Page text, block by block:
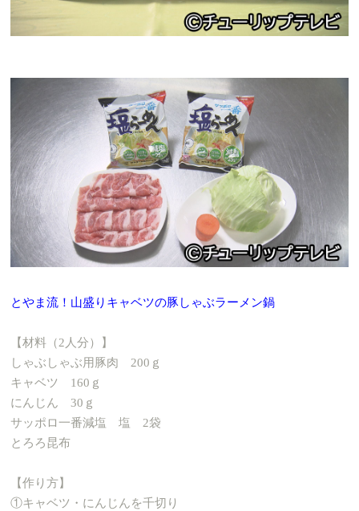
とやま流！山盛りキャベツの豚しゃぶラーメン鍋
【材料（2人分）】
しゃぶしゃぶ用豚肉 200ｇ
キャベツ 160ｇ
にんじん 30ｇ
サッポロ一番減塩 塩 2袋
とろろ昆布
【作り方】
①キャベツ・にんじんを千切り